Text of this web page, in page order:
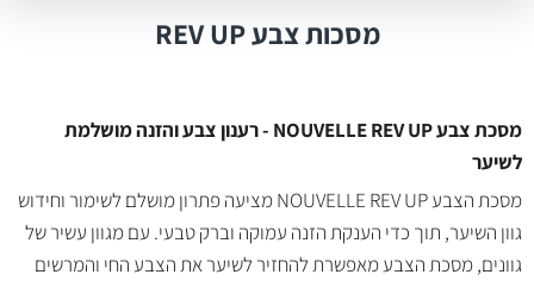
מסכות צבע REV UP
מסכת צבע NOUVELLE REV UP - רענון צבע והזנה מושלמת
לשיער
מסכת הצבע NOUVELLE REV UP מציעה פתרון מושלם לשימור וחידוש
גוון השיער, תוך כדי הענקת הזנה עמוקה וברק טבעי. עם מגוון עשיר של
גוונים, מסכת הצבע מאפשרת להחזיר לשיער את הצבע החי והמרשים